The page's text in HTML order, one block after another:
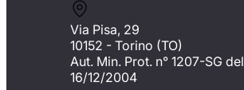
Via Pisa, 29
10152 - Torino (TO)
Aut. Min. Prot. n° 1207-SG del
16/12/2004